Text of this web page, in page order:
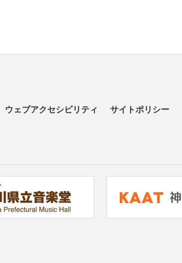
ウェブアクセシビリティ サイトポリシー